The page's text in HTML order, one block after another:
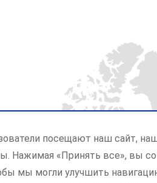
посещают наш сайт,
Нажимая «Принять все», вы
мы могли улучшить